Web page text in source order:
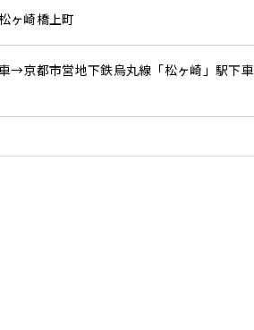
ヶ崎橋上町
→京都市営地下鉄烏丸線「松ヶ崎」駅下車